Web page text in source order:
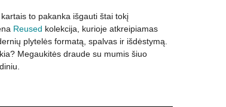
to pakanka išgauti štai tokį
Reused kolekcija, kurioje atkreipiamas
plytelės formatą, spalvas ir išdėstymą.
Megaukitės draude su mumis šiuo